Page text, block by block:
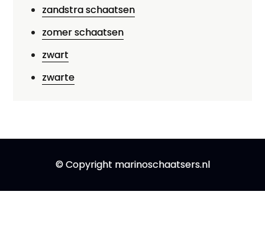
zandstra schaatsen
zomer schaatsen
zwart
zwarte
© Copyright marinoschaatsers.nl